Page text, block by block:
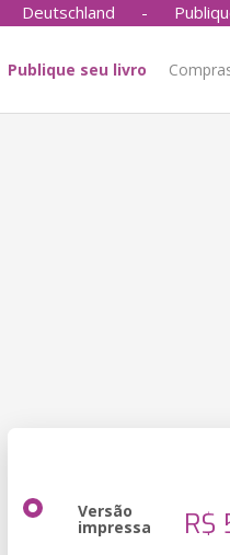
Deutschland -
Publique seu livro
Versão
impressa R$